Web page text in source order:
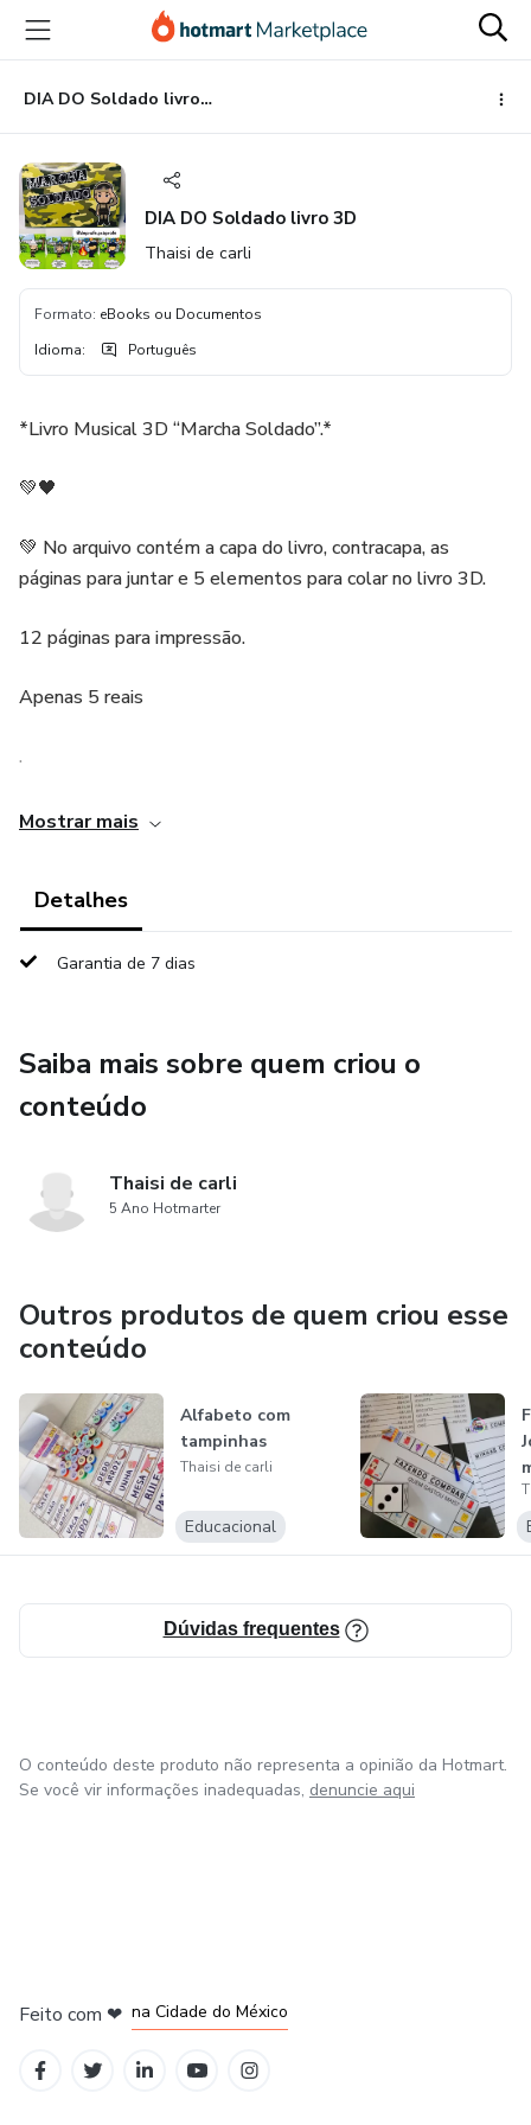
para
conteúdo
principal
para
pagamento
para
rodapé
DIA DO Soldado livro 3D
DIA DO Soldado livro 3D
Thaisi de carli
Formato: eBooks ou Documentos
Idioma: Português
*Livro Musical 3D “Marcha Soldado”.*
💚🖤
💚 No arquivo contém a capa do livro, contracapa, as
páginas para juntar e 5 elementos para colar no livro 3D.
12 páginas para impressão.
Apenas 5 reais
.
.Mostrar mais
Detalhes
Garantia de 7 dias
Saiba mais sobre quem criou o
conteúdo
Thaisi de carli
5 Ano Hotmarter
Outros produtos de quem criou esse
conteúdo
Alfabeto com
tampinhas
Thaisi de carli
Educacional
Dúvidas frequentes
O conteúdo deste produto não representa a opinião da Hotmart.
Se você vir informações inadequadas, denuncie aqui
Feito com ❤ na Cidade do México